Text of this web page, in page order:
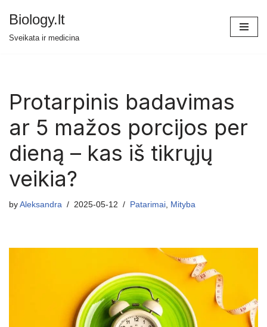
Biology.lt
Sveikata ir medicina
Protarpinis badavimas
ar 5 mažos porcijos per
dieną – kas iš tikrųjų
veikia?
by Aleksandra 2025-05-12 Patarimai, Mityba